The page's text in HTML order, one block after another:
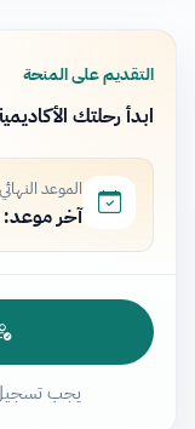
التقديم على المنحة
ابدأ رحلتك
الموعد النهائي
آخر موعد: 6 مايو من كل عام
يجب تسجيل